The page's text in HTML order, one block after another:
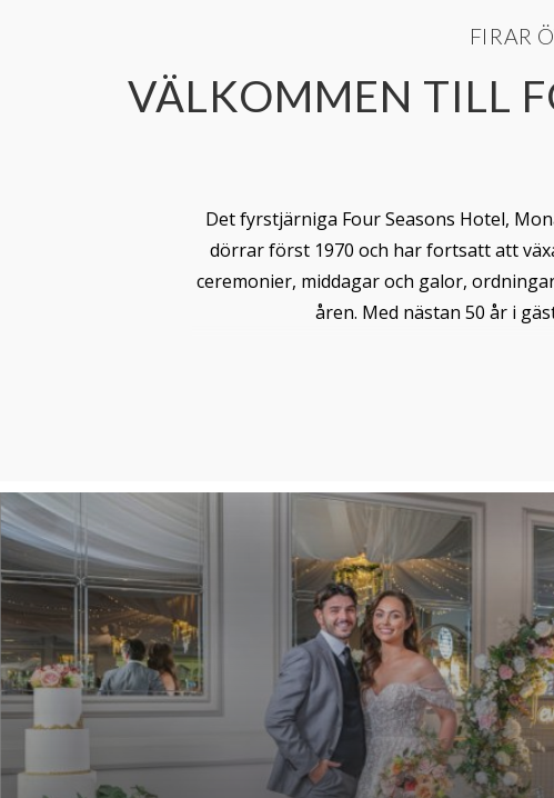
FIRAR
VÄLKOMMEN TILL
Det fyrstjärniga Four Seasons Hotel,
dörrar först 1970 och har fortsatt att
ceremonier, middagar och galor,
åren. Med nästan 50 år i
bara 1 km längs Ulster Canal
RestaurantenStill Bar and
Njut av några av delokala attraktionerna
bara 20 minuters
Lär känna ditt släktträd när du är på